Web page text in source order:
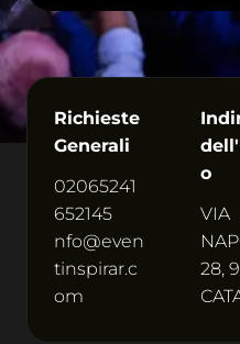
o
Richieste
Generali
02065241
652145
nfo@even
tinspirar.c
om
o
VIA
28,